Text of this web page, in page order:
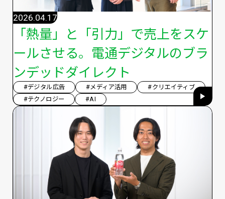
「熱量」と「引力」で売上をスケ
ールさせる。電通デジタルのブラ
ンデッドダイレクト
2026.04.17
#デジタル広告 #メディア活用
#クリエイティブ
#テクノロジー
#AI